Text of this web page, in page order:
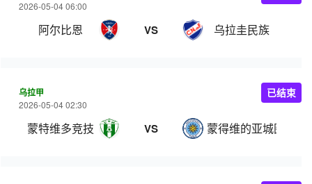
2026-05-04 06:00
阿尔比恩 VS 乌拉圭民族
乌拉甲
2026-05-04 02:30
蒙特维多竞技 VS 蒙得维的亚城图尔克
已结束